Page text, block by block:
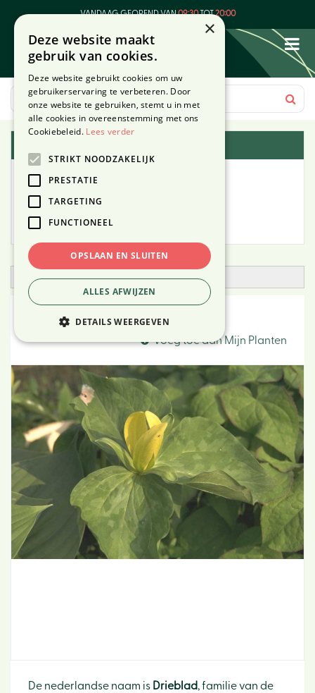
VANDAAG GEOPEND VAN09:30TOT20:00
Open zoekfilter
Drieblad
Voeg toe aan Mijn Planten
De nederlandse naam is Drieblad, familie van de
×
Deze website maakt
gebruik van cookies.
Deze website gebruikt cookies om uw
gebruikerservaring te verbeteren. Door
onze website te gebruiken, stemt u in met
alle cookies in overeenstemming met ons
Cookiebeleid. Lees verder
STRIKT NOODZAKELIJK
PRESTATIE
TARGETING
FUNCTIONEEL
OPSLAAN EN SLUITEN
ALLES AFWIJZEN
DETAILS WEERGEVEN